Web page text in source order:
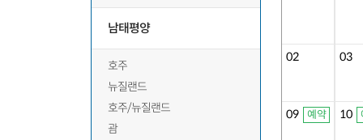
남태평양
호주
뉴질랜드
호주/뉴질랜드
괌
02 03
09 예약 10